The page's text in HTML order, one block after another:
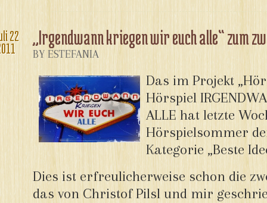
22
„Irgendwann kriegen wir euch alle“ zum
BY ESTEFANIA
Das im Projekt
Hörspiel
ALLE hat letzte
Hörspielsommer
Kategorie „Beste
Dies ist erfreulicherweise schon die
das von Christof Pilsl und mir